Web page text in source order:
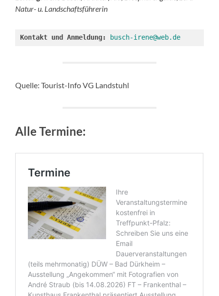
Natur- u. Landschaftsführerin
Kontakt und Anmeldung: busch-irene@web.de
Quelle: Tourist-Info VG Landstuhl
Alle Termine: